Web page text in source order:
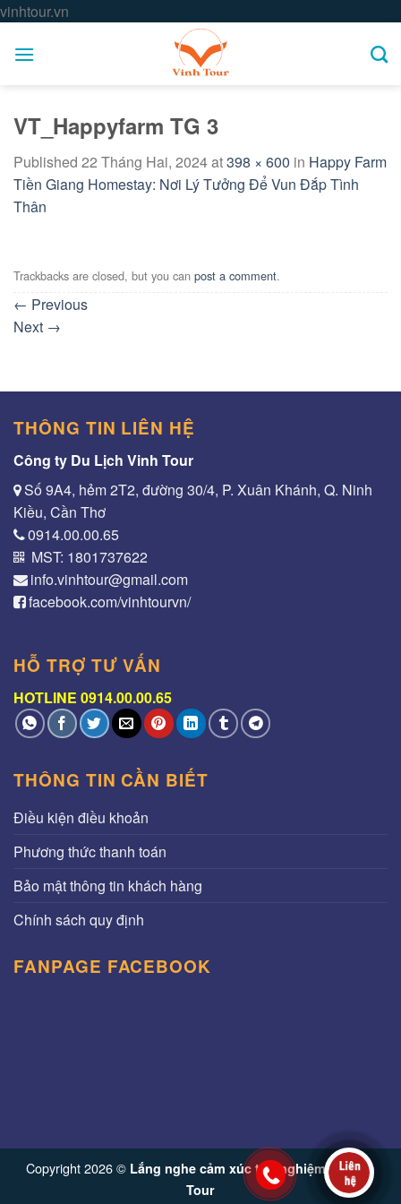
vinhtour.vn
VT_Happyfarm TG 3
Published 22 Tháng Hai, 2024at398 × 600 in Happy Farm
Tiền Giang Homestay: Nơi Lý Tưởng Để Vun Đắp Tình
Thân
Trackbacks are closed, but you can post a comment.
← Previous
Next →
THÔNG TIN LIÊN HỆ
Công ty Du Lịch Vinh Tour
Số 9A4, hẻm 2T2, đường 30/4, P. Xuân Khánh, Q. Ninh
Kiều, Cần Thơ
0914.00.00.65
MST: 1801737622
info.vinhtour@gmail.com
facebook.com/vinhtourvn/
HỖ TRỢ TƯ VẤN
HOTLINE 0914.00.00.65
THÔNG TIN CẦN BIẾT
Điều kiện điều khoản
Phương thức thanh toán
Bảo mật thông tin khách hàng
Chính sách quy định
FANPAGE FACEBOOK
Copyright 2026 © Lắng nghe cảm xúc trải nghiệm từ Vinh
Tour